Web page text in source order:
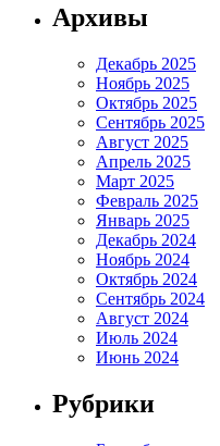
Архивы
Декабрь 2025
Ноябрь 2025
Октябрь 2025
Сентябрь 2025
Август 2025
Апрель 2025
Март 2025
Февраль 2025
Январь 2025
Декабрь 2024
Ноябрь 2024
Октябрь 2024
Сентябрь 2024
Август 2024
Июль 2024
Июнь 2024
Рубрики